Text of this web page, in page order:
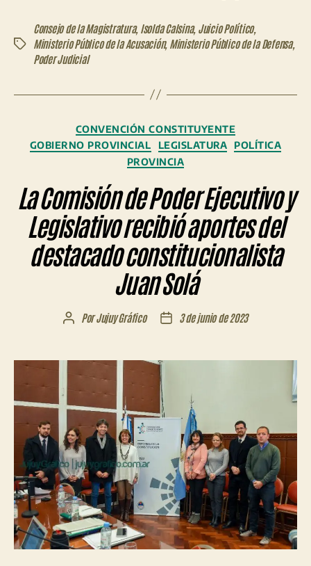
Etiquetas
Consejo de la Magistratura, Isolda Calsina, Juicio Político,
Ministerio Público de la Acusación, Ministerio Público de la Defensa,
Poder Judicial
Categorías
CONVENCIÓN CONSTITUYENTE
GOBIERNO PROVINCIAL
LEGISLATURA
POLÍTICA
PROVINCIA
La Comisión de Poder Ejecutivo y
Legislativo recibió aportes del
destacado constitucionalista
Juan Solá
Autor
entrada
PorJujuy Gráfico
Fecha
entrada
3 de junio de 2023